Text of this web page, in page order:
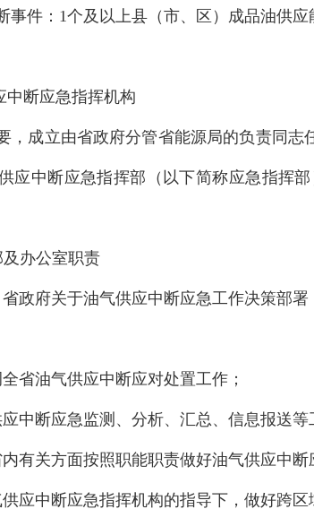
事件：1个及以上县（市、区）成品油供
中断应急指挥机构
，成立由省政府分管省能源局的负责同
应中断应急指挥部（以下简称应急指挥
办公室职责
省政府关于油气供应中断应急工作决策部
全省油气供应中断应对处置工作；
应中断应急监测、分析、汇总、信息报送
内有关方面按照职能职责做好油气供应中断
供应中断应急指挥机构的指导下，做好跨